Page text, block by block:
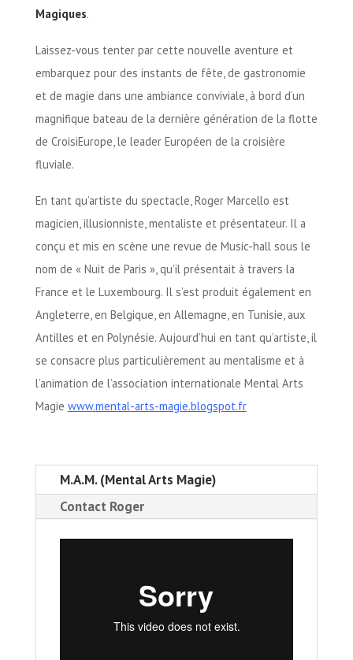
Magiques.
Laissez-vous tenter par cette nouvelle aventure et
embarquez pour des instants de fête, de gastronomie
et de magie dans une ambiance conviviale, à bord d’un
magnifique bateau de la dernière génération de la flotte
de CroisiEurope, le leader Européen de la croisière
fluviale.
En tant qu’artiste du spectacle, Roger Marcello est
magicien, illusionniste, mentaliste et présentateur. Il a
conçu et mis en scène une revue de Music-hall sous le
nom de « Nuit de Paris », qu’il présentait à travers la
France et le Luxembourg. Il s’est produit également en
Angleterre, en Belgique, en Allemagne, en Tunisie, aux
Antilles et en Polynésie. Aujourd’hui en tant qu’artiste, il
se consacre plus particulièrement au mentalisme et à
l’animation de l’association internationale Mental Arts
Magie www.mental-arts-magie.blogspot.fr
M.A.M. (Mental Arts Magie)
Contact Roger